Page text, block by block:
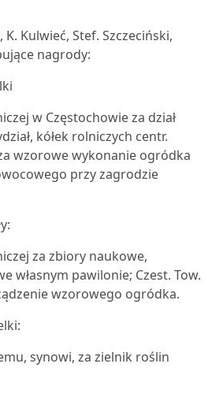
K. Kulwieć, Stef. Szczeciński,
nagrody:
w Częstochowie za dział
kółek rolniczych centr.
wzorowe wykonanie ogródka
przy zagrodzie
za zbiory naukowe,
własnym pawilonie; Czest. Tow.
wzorowego ogródka.
synowi, za zielnik roślin